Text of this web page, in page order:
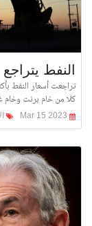
النفط
كلا من خام برنت